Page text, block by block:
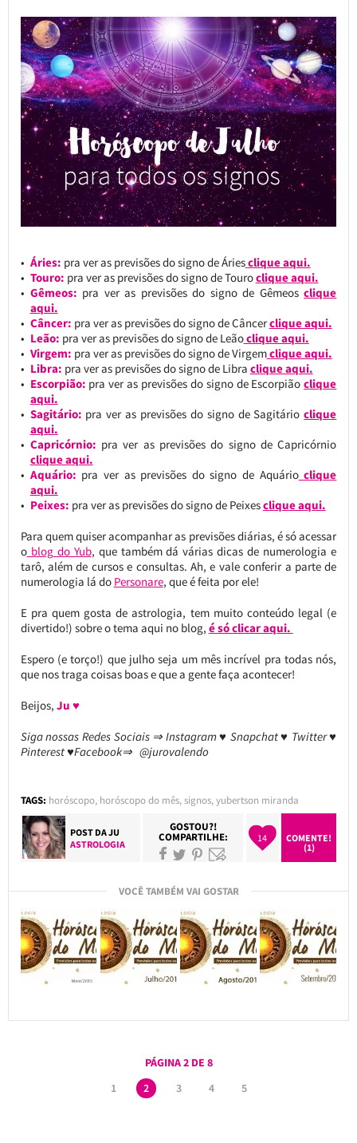
Áries: pra ver as previsões do signo de Áriesclique aqui.
Touro: pra ver as previsões do signo de Touroclique aqui.
Gêmeos: pra ver as previsões do signo de Gêmeosclique
aqui.
Câncer: pra ver as previsões do signo de Câncerclique aqui.
Leão: pra ver as previsões do signo de Leãoclique aqui.
Virgem: pra ver as previsões do signo de Virgemclique aqui.
Libra: pra ver as previsões do signo de Libra clique aqui.
Escorpião: pra ver as previsões do signo de Escorpiãoclique
aqui.
Sagitário: pra ver as previsões do signo de Sagitárioclique
aqui.
Capricórnio: pra ver as previsões do signo de Capricórnio
clique aqui.
Aquário: pra ver as previsões do signo de Aquárioclique
aqui.
Peixes: pra ver as previsões do signo de Peixesclique aqui.
Para quem quiser acompanhar as previsões diárias, é só acessar
oblog do Yub, que também dá várias dicas de numerologia e
tarô, além de cursos e consultas. Ah, e vale conferir a parte de
numerologia lá do Personare, que é feita por ele!
E pra quem gosta de astrologia, tem muito conteúdo legal (e
divertido!) sobre o tema aqui no blog, é só clicar aqui.
Espero (e torço!) que julho seja um mês incrível pra todas nós,
que nos traga coisas boas e que a gente faça acontecer!
Beijos, Ju ♥
Siga nossas Redes Sociais ⇒ Instagram ♥ Snapchat ♥ Twitter ♥
Pinterest ♥Facebook⇒ @jurovalendo
TAGS: horóscopo, horóscopo do mês,signos,yubertson miranda
POST DAJU
ASTROLOGIA
GOSTOU?!
COMPARTILHE: 14
COMENTE!
(1)
VOCÊ TAMBÉM VAI GOSTAR
PÁGINA 2 DE 8
1
2 3 4 5